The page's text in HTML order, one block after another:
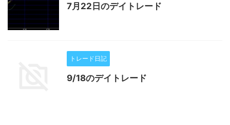
7月22日のデイトレード
トレード日記
9/18のデイトレード